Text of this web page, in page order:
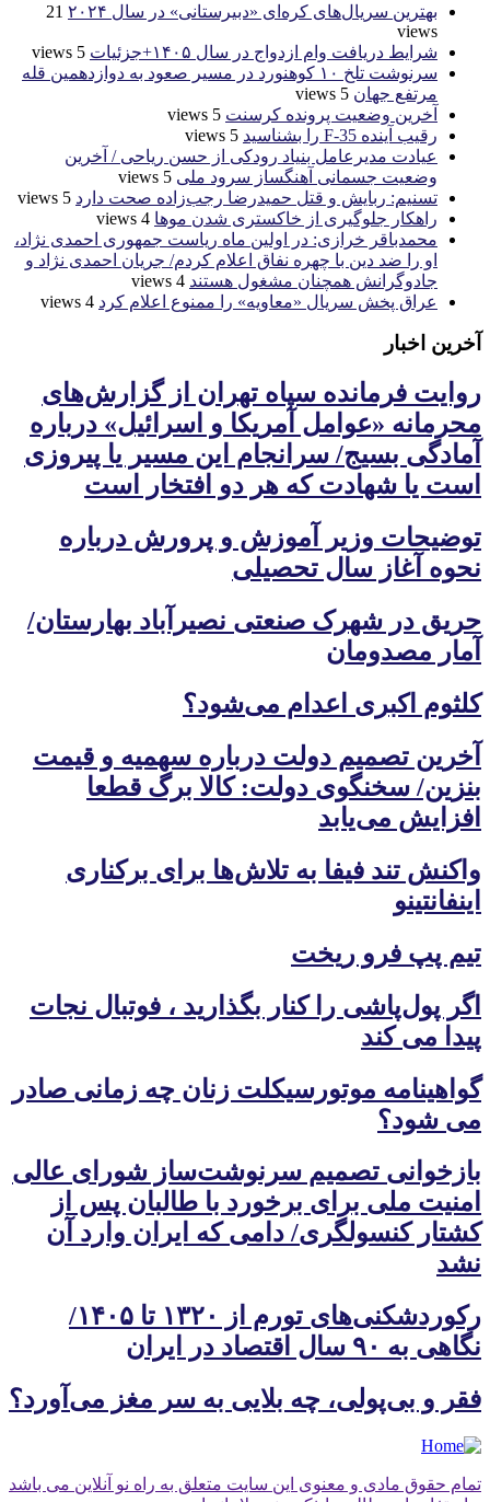
بهترین سریال‌های کره‌ای «دبیرستانی» در سال ۲۰۲۴
21
views
شرایط دریافت وام ازدواج در سال ۱۴۰۵+جزئیات
5 views
سرنوشت تلخ ۱۰ کوهنورد در مسیر صعود به دوازدهمین قله
مرتفع جهان 5 views
آخرین وضعیت پرونده کرسنت 5 views
رقیب آینده F-35 را بشناسید
5 views
عیادت مدیرعامل بنیاد رودکی از حسن ریاحی / آخرین
وضعیت جسمانی آهنگساز سرود ملی 5 views
تسنیم: ربایش و قتل حمیدرضا رجب‌زاده صحت دارد 5 views
راهکار جلوگیری از خاکستری شدن موها 4 views
محمدباقر خرازی: در اولین ماه ریاست جمهوری احمدی نژاد،
او را ضد دین با چهره نفاق اعلام کردم/ جریان احمدی نژاد و
جادوگرانش همچنان مشغول هستند 4 views
عراق پخش سریال «معاویه» را ممنوع اعلام کرد 4 views
آخرین اخبار
روایت فرمانده سپاه تهران از گزارش‌های
محرمانه «عوامل آمریکا و اسرائیل» درباره
آمادگی بسیج/ سرانجام این مسیر یا پیروزی
است یا شهادت که هر دو افتخار است
توضیحات وزیر آموزش و پرورش درباره
نحوه آغاز سال تحصیلی
حریق در شهرک صنعتی نصیرآباد بهارستان/
آمار مصدومان
کلثوم اکبری اعدام می‌شود؟
آخرین تصمیم دولت درباره سهمیه و قیمت
بنزین/ سخنگوی دولت: کالا برگ قطعا
افزایش می‌یابد
واکنش تند فیفا به تلاش‌ها برای برکناری
اینفانتینو
تیم پپ فرو ریخت
اگر پول‌پاشی را کنار بگذارید ، فوتبال نجات
پیدا می کند
گواهینامه موتورسیکلت زنان چه زمانی صادر
می شود؟
بازخوانی تصمیم سرنوشت‌ساز شورای عالی
امنیت ملی برای برخورد با طالبان پس از
کشتار کنسولگری/ دامی که ایران وارد آن
نشد
رکوردشکنی‌های تورم از ۱۳۲۰ تا ۱۴۰۵/
نگاهی به ۹۰ سال اقتصاد در ایران
فقر و بی‌پولی، چه بلایی به سر مغز می‌آورد؟
تمام حقوق مادی و معنوی این سایت متعلق به راه نو آنلاین می باشد